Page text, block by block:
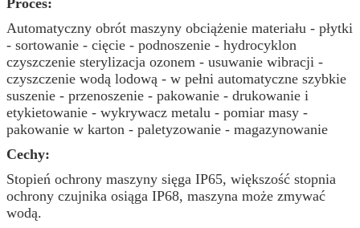
Automatyczny obrót maszyny obciążenie materiału - płytki
- sortowanie - cięcie - podnoszenie - hydrocyklon
czyszczenie sterylizacja ozonem - usuwanie wibracji -
czyszczenie wodą lodową - w pełni automatyczne szybkie
suszenie - przenoszenie - pakowanie - drukowanie i
etykietowanie - wykrywacz metalu - pomiar masy -
pakowanie w karton - paletyzowanie - magazynowanie
Cechy:
Stopień ochrony maszyny sięga IP65, większość stopnia
ochrony czujnika osiąga IP68, maszyna może zmywać
wodą.